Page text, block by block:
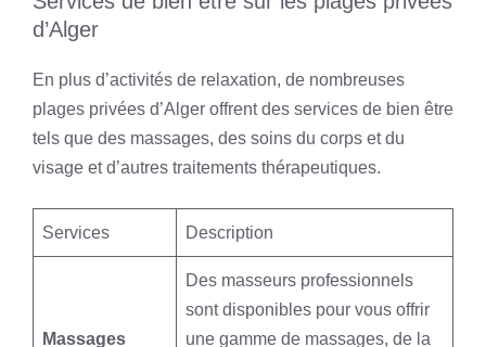
d’Alger
En plus d’activités de relaxation, de nombreuses
plages privées d’Alger offrent des services de bien être
tels que des massages, des soins du corps et du
visage et d’autres traitements thérapeutiques.
Services Description
Massages
Des masseurs professionnels
sont disponibles pour vous offrir
une gamme de massages, de la